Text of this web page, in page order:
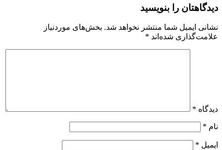
دیدگاهتان را بنویسید
نشانی ایمیل شما منتشر نخواهد شد. بخش‌های موردنیاز
علامت‌گذاری شده‌اند *
دیدگاه *
نام *
ایمیل *